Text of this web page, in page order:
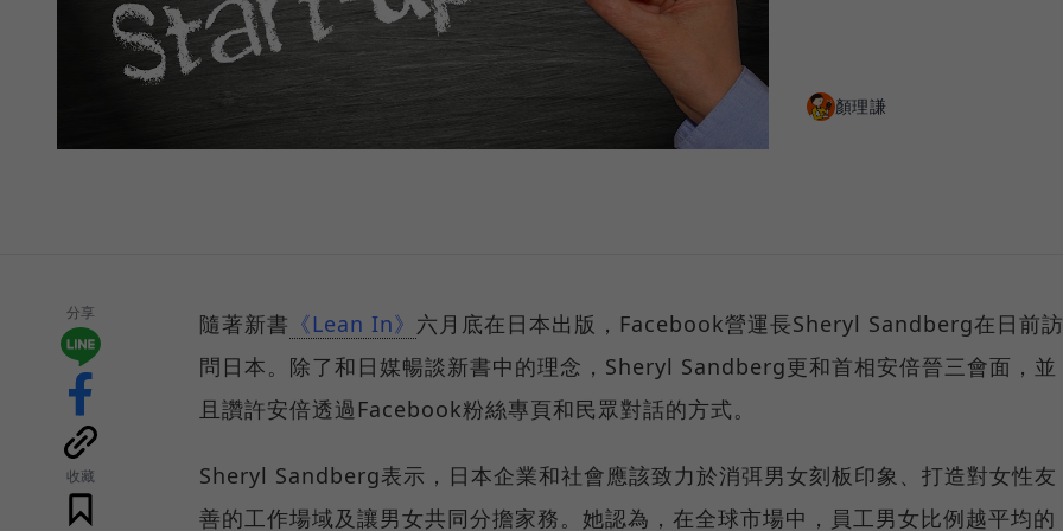
顏理謙
分享
收藏
隨著新書 《Lean In》 六月底在日本出版，Facebook營運長Sheryl Sandberg在日前訪
問日本。除了和日媒暢談新書中的理念，Sheryl Sandberg更和首相安倍晉三會面，並
且讚許安倍透過Facebook粉絲專頁和民眾對話的方式。
Sheryl Sandberg表示，日本企業和社會應該致力於消弭男女刻板印象、打造對女性友
善的工作場域及讓男女共同分擔家務。她認為，在全球市場中，員工男女比例越平均的